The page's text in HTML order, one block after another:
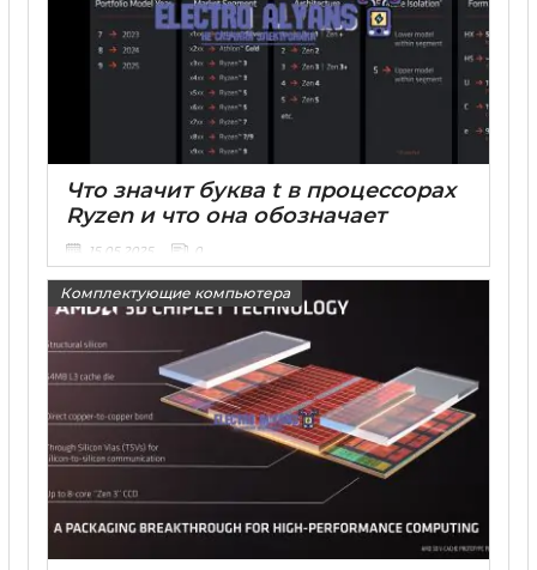
Что значит буква t в процессорах
Ryzen и что она обозначает
15 05 2025 0
Комплектующие компьютера